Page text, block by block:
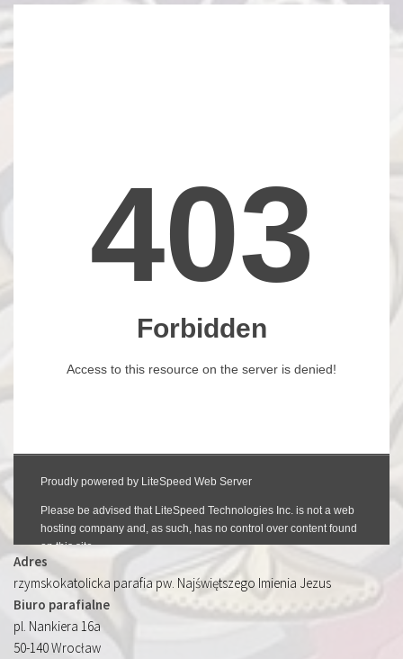
Adres
rzymskokatolicka parafia pw. Najświętszego Imienia Jezus
Biuro parafialne
pl. Nankiera 16a
50-140 Wrocław